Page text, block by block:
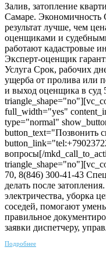
Залив, затопление
Самаре. Экономичность
результат лучше, чем
оценщиками и
работают кадастровые
Эксперт-оценщик
Услуга Срок, рабочих
ущерба от пролива или
и выход оценщика в суд
full_width="yes"
type="normal"
button_text="Позвонить
вопросы[/
70, 8(846) 300-41-43
делать после
электричества, уборка
соседей, помогают
правильное
заявки диспетчеру,
Подробнее